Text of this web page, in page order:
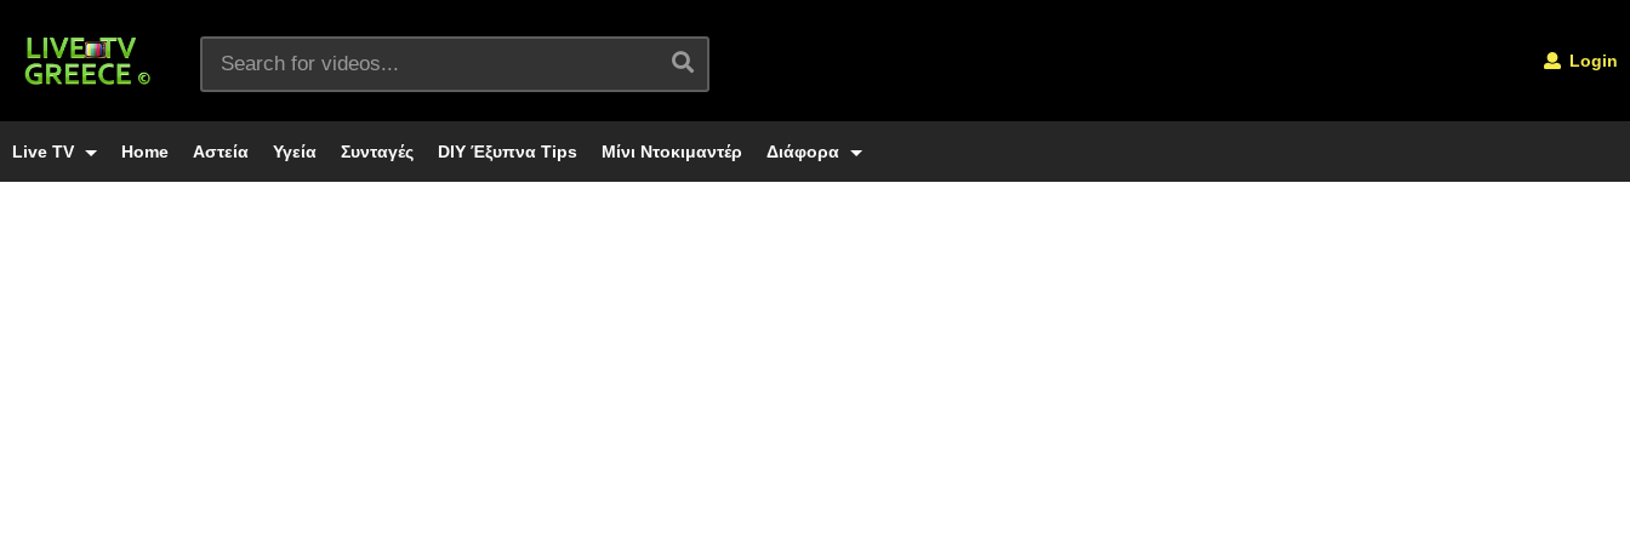
Login
Live TV Home Αστεία Υγεία Συνταγές DIY Έξυπνα Tips Μίνι Ντοκιμαντέρ Διάφορα